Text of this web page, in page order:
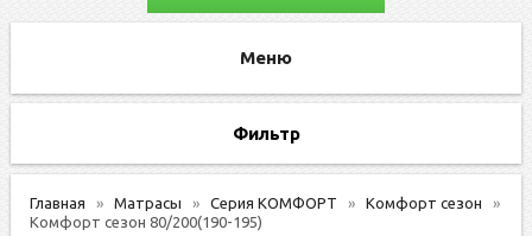
Фильтр
Главная Матрасы Серия КОМФОРТ
Комфорт сезон
Комфорт сезон 80/200(190-195)